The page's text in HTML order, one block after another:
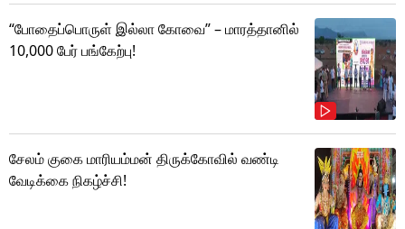
“போதைப்பொருள் இல்லா கோவை” – மாரத்தானில்
10,000 பேர் பங்கேற்பு!
சேலம் குகை மாரியம்மன் திருக்கோவில் வண்டி
வேடிக்கை நிகழ்ச்சி!